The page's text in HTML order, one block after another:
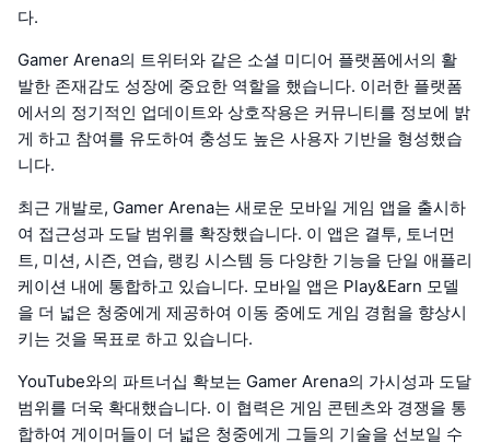
다.
Gamer Arena의 트위터와 같은 소셜 미디어 플랫폼에서의 활
발한 존재감도 성장에 중요한 역할을 했습니다. 이러한 플랫폼
에서의 정기적인 업데이트와 상호작용은 커뮤니티를 정보에 밝
게 하고 참여를 유도하여 충성도 높은 사용자 기반을 형성했습
니다.
최근 개발로, Gamer Arena는 새로운 모바일 게임 앱을 출시하
여 접근성과 도달 범위를 확장했습니다. 이 앱은 결투, 토너먼
트, 미션, 시즌, 연습, 랭킹 시스템 등 다양한 기능을 단일 애플리
케이션 내에 통합하고 있습니다. 모바일 앱은 Play&Earn 모델
을 더 넓은 청중에게 제공하여 이동 중에도 게임 경험을 향상시
키는 것을 목표로 하고 있습니다.
YouTube와의 파트너십 확보는 Gamer Arena의 가시성과 도달
범위를 더욱 확대했습니다. 이 협력은 게임 콘텐츠와 경쟁을 통
합하여 게이머들이 더 넓은 청중에게 그들의 기술을 선보일 수